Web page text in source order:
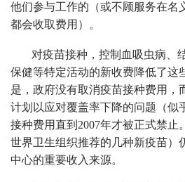
他们参与工作的（或不顾服务在名
都会收取费用）。
对疫苗接种，控制血吸虫病、
保健等特定活动的新收费降低了这
是，政府没有取消疫苗接种费用，
计划以应对覆盖率下降的问题（似
接种费用直到2007年才被正式禁止
世界卫生组织推荐的几种新疫苗）
中心的重要收入来源。